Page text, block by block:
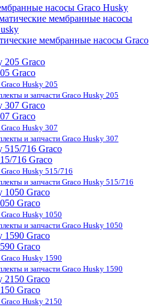
насосы Graco Husky
мембранные насосы Graco
Graco
Husky 205
и запчасти Graco Husky 205
Graco
Husky 307
и запчасти Graco Husky 307
716 Graco
Husky 515/716
и запчасти Graco Husky 515/716
Graco
Husky 1050
и запчасти Graco Husky 1050
Graco
Husky 1590
и запчасти Graco Husky 1590
Graco
Husky 2150